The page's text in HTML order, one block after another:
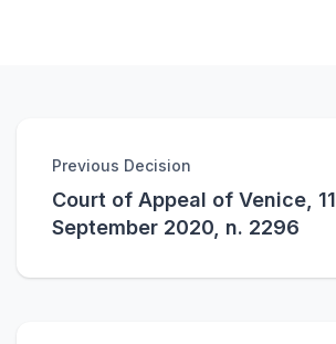
Previous Decision
Court of Appeal of Venice, 11
September 2020, n. 2296